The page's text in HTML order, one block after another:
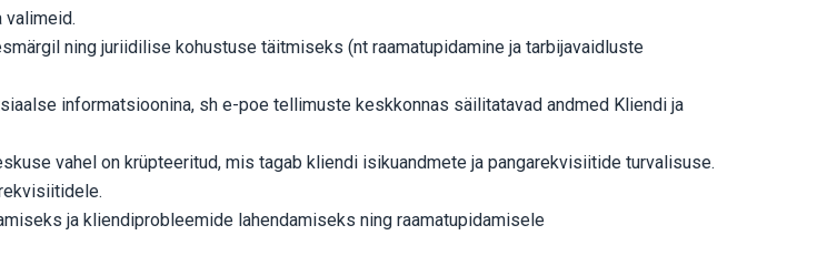
valimeid.
ning juriidilise kohustuse täitmiseks (nt raamatupidamine ja tarbijavaidluste
informatsioonina, sh e-poe tellimuste keskkonnas säilitatavad andmed Kliendi ja
vahel on krüpteeritud, mis tagab kliendi isikuandmete ja pangarekvisiitide turvalisuse.
ja kliendiprobleemide lahendamiseks ning raamatupidamisele